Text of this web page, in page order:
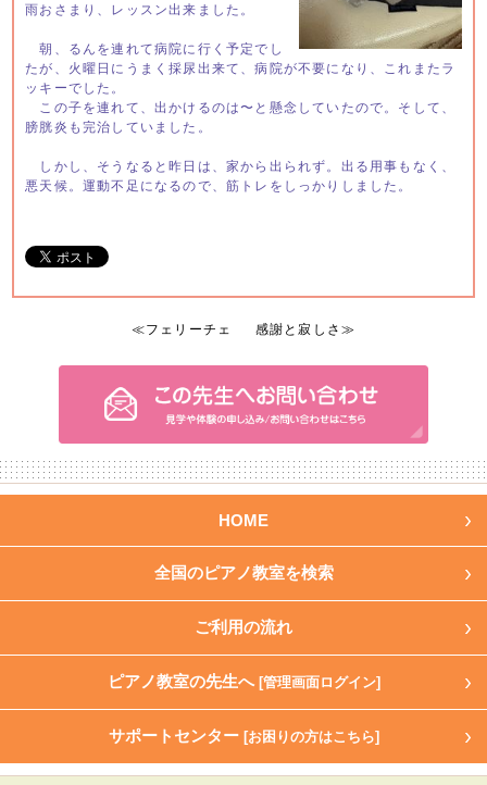
雨おさまり、レッスン出来ました。
朝、るんを連れて病院に行く予定でし
たが、火曜日にうまく採尿出来て、病院が不要になり、これまたラ
ッキーでした。
この子を連れて、出かけるのは〜と懸念していたので。そして、
膀胱炎も完治していました。
しかし、そうなると昨日は、家から出られず。出る用事もなく、
悪天候。運動不足になるので、筋トレをしっかりしました。
≪フェリーチェ 感謝と寂しさ ≫
HOME
全国のピアノ教室を検索
ご利用の流れ
ピアノ教室の先生へ [管理画面ログイン]
サポートセンター [お困りの方はこちら]